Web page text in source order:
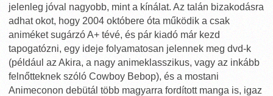
jelenleg jóval nagyobb, mint a kínálat. Az talán bizakodásra
adhat okot, hogy 2004 októbere óta működik a csak
animéket sugárzó A+ tévé, és pár kiadó már kezd
tapogatózni, egy ideje folyamatosan jelennek meg dvd-k
(például az Akira, a nagy animeklasszikus, vagy az inkább
felnőtteknek szóló Cowboy Bebop), és a mostani
Animeconon debütál több magyarra fordított manga is, igaz